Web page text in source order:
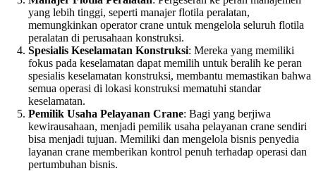
yang lebih tinggi, seperti manajer flotila peralatan,
memungkinkan operator crane untuk mengelola seluruh flotila
peralatan di perusahaan konstruksi.
Spesialis Keselamatan Konstruksi: Mereka yang memiliki
fokus pada keselamatan dapat memilih untuk beralih ke peran
spesialis keselamatan konstruksi, membantu memastikan bahwa
semua operasi di lokasi konstruksi mematuhi standar
keselamatan.
Pemilik Usaha Pelayanan Crane: Bagi yang berjiwa
kewirausahaan, menjadi pemilik usaha pelayanan crane sendiri
bisa menjadi tujuan. Memiliki dan mengelola bisnis penyedia
layanan crane memberikan kontrol penuh terhadap operasi dan
pertumbuhan bisnis.